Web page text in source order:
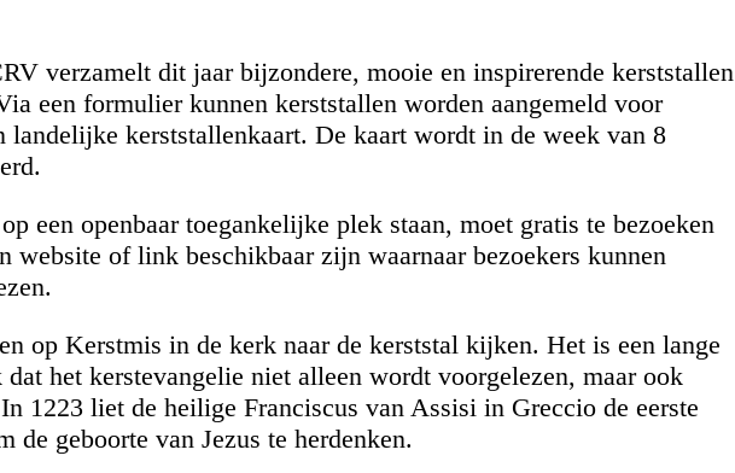
verzamelt dit jaar bijzondere, mooie en inspirerende kerststallen
een formulier kunnen kerststallen worden aangemeld voor
landelijke kerststallenkaart. De kaart wordt in de week van 8
een openbaar toegankelijke plek staan, moet gratis te bezoeken
website of link beschikbaar zijn waarnaar bezoekers kunnen
op Kerstmis in de kerk naar de kerststal kijken. Het is een lange
het kerstevangelie niet alleen wordt voorgelezen, maar ook
1223 liet de heilige Franciscus van Assisi in Greccio de eerste
de geboorte van Jezus te herdenken.